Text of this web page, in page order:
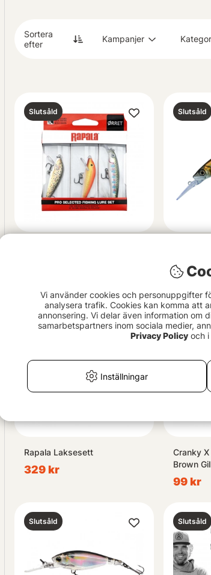
Sortera
efter
Kampanjer
Slutsåld Slutsåld
279 kr
Slutsåld
Rapala Laksesett
329 kr
Slutsåld
Cranky
Brown
99 kr
Slutsåld Slutsåld
Vi använder cookies och personuppgifter
analysera trafik. Cookies kan komma att
annonsering. Vi delar även information om
samarbetspartners inom sociala medier,
Privacy Policyoch i
Inställningar